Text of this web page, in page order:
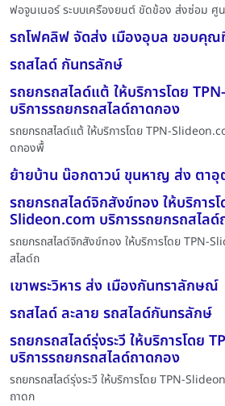
ฟอจูนเนอร์ ระบบเครืองยนต์ ขัดข้อง ส่งซ่อม ศู
รถโฟคลิฟ จัดส่ง เมืองอุบล ขอบคุณ
รถสไลด์ กันทรลักษ์
รถยกรถสไลด์แต้ ให้บริการโดย
บริการรถยกรถสไลด์ถาดกอง
รถยกรถสไลด์แต้ ให้บริการโดย TPN-
ดกองพื้
ย้ายบ้าน น๊อกดาวน์ ขุนหาญ ส่ง ตาอุ
รถยกรถสไลด์จิกสังข์ทอง ให้บริการ
Slideon.com บริการรถยกรถสไลด์
รถยกรถสไลด์จิกสังข์ทอง ให้บริการโดย TPN-
สไลด์ถ
เขาพระวิหาร ส่ง เมืองกันทราลักษณ์
รถสไลด์ ละลาย รถสไลด์กันทรลักษ์
รถยกรถสไลด์รุ่งระวี ให้บริการโดย
บริการรถยกรถสไลด์ถาดกอง
รถยกรถสไลด์รุ่งระวี ให้บริการโดย TPN-
ถาดก